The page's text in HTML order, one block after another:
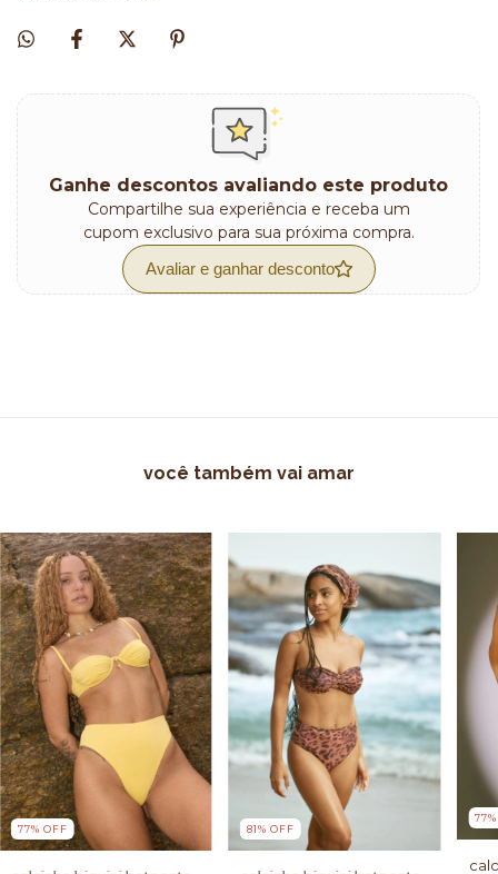
Ganhe descontos avaliando este produto
Compartilhe sua experiência e receba um
cupom exclusivo para sua próxima compra.
Avaliar e ganhar desconto
você também vai amar
77% OFF 81% OFF
77